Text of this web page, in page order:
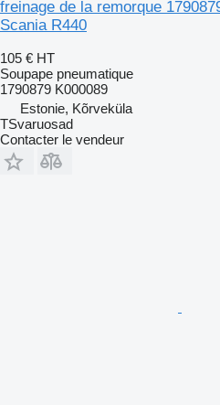
freinage de la remorque
Scania R440
105 € HT
Soupape pneumatique
1790879 K000089
Estonie, Kõrveküla
TSvaruosad
Contacter le vendeur